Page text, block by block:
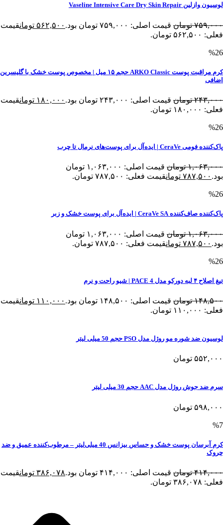
لوسیون وازلین Vaseline Intensive Care Dry Skin Repair
۷۵۹,۰۰۰ تومان قیمت اصلی: ۷۵۹,۰۰۰ تومان بود. ۵۶۲,۵۰۰ تومانقیمت
فعلی: ۵۶۲,۵۰۰ تومان.
%26
کرم مراقبت پوست ARKO Classic حجم ۱۵ میل | مخصوص پوست خشک با گلیسرین
اضافی
۲۴۳,۰۰۰ تومان قیمت اصلی: ۲۴۳,۰۰۰ تومان بود. ۱۸۰,۰۰۰ تومانقیمت
فعلی: ۱۸۰,۰۰۰ تومان.
%26
پاک‌کننده فومی CeraVe | ایده‌آل برای پوست‌های نرمال تا چرب
۱,۰۶۳,۰۰۰ تومان
قیمت اصلی: ۱,۰۶۳,۰۰۰ تومان
بود. ۷۸۷,۵۰۰ تومانقیمت فعلی: ۷۸۷,۵۰۰ تومان.
%26
پاک‌کننده صاف‌کننده CeraVe SA | ایده‌آل برای پوست خشک و زبر
۱,۰۶۳,۰۰۰ تومان
قیمت اصلی: ۱,۰۶۳,۰۰۰ تومان
بود. ۷۸۷,۵۰۰ تومانقیمت فعلی: ۷۸۷,۵۰۰ تومان.
%26
تیغ اصلاح ۴ لبه دورکو مدل PACE 4 | شیو راحت و نرم
۱۴۸,۵۰۰ تومان قیمت اصلی: ۱۴۸,۵۰۰ تومان بود. ۱۱۰,۰۰۰ تومانقیمت
فعلی: ۱۱۰,۰۰۰ تومان.
لوسیون ضد شوره مو روژل مدل PSO حجم 50 میلی لیتر
۵۵۲,۰۰۰ تومان
سرم ضد جوش روژل مدل AAC حجم 30 میلی لیتر
۵۹۸,۰۰۰ تومان
%7
کرم آبرسان پوست خشک و حساس بیزانس 40 میلی‌لیتر – مرطوب‌کننده عمیق و ضد
چروک
۴۱۴,۰۰۰ تومان قیمت اصلی: ۴۱۴,۰۰۰ تومان بود. ۳۸۶,۰۷۸ تومانقیمت
فعلی: ۳۸۶,۰۷۸ تومان.